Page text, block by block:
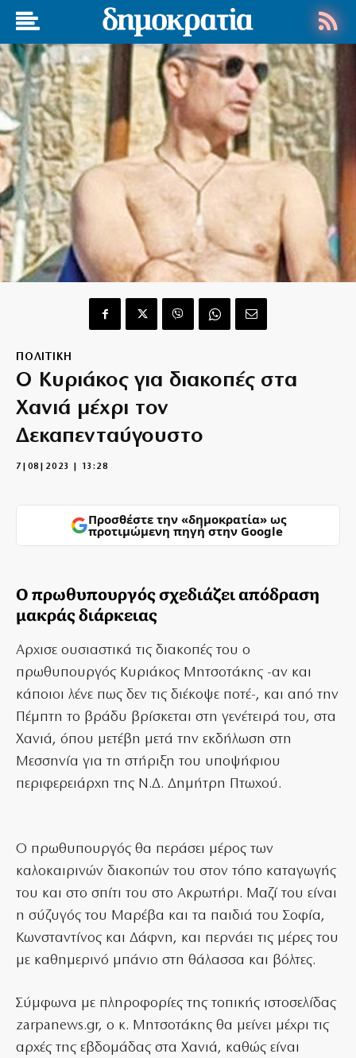
ΠΟΛΙΤΙΚΗ
Ο Κυριάκος για διακοπές στα
Χανιά μέχρι τον
Δεκαπενταύγουστο
7|08|2023 | 13:28
Προσθέστε την «δημοκρατία» ως
προτιμώμενη πηγή στην Google
Ο πρωθυπουργός σχεδιάζει απόδραση
μακράς διάρκειας
Αρχισε ουσιαστικά τις διακοπές του ο
πρωθυπουργός Κυριάκος Μητσοτάκης -αν και
κάποιοι λένε πως δεν τις διέκοψε ποτέ-, και από την
Πέμπτη το βράδυ βρίσκεται στη γενέτειρά του, στα
Χανιά, όπου μετέβη μετά την εκδήλωση στη
Μεσσηνία για τη στήριξη του υποψήφιου
περιφερειάρχη της Ν.Δ. Δημήτρη Πτωχού.
Ο πρωθυπουργός θα περάσει μέρος των
καλοκαιρινών διακοπών του στον τόπο καταγωγής
του και στο σπίτι του στο Ακρωτήρι. Μαζί του είναι
η σύζυγός του Μαρέβα και τα παιδιά του Σοφία,
Κωνσταντίνος και Δάφνη, και περνάει τις μέρες του
με καθημερινό μπάνιο στη θάλασσα και βόλτες.
Σύμφωνα με πληροφορίες της τοπικής ιστοσελίδας
zarpanews.gr, ο κ. Μητσοτάκης θα μείνει μέχρι τις
αρχές της εβδομάδας στα Χανιά, καθώς είναι